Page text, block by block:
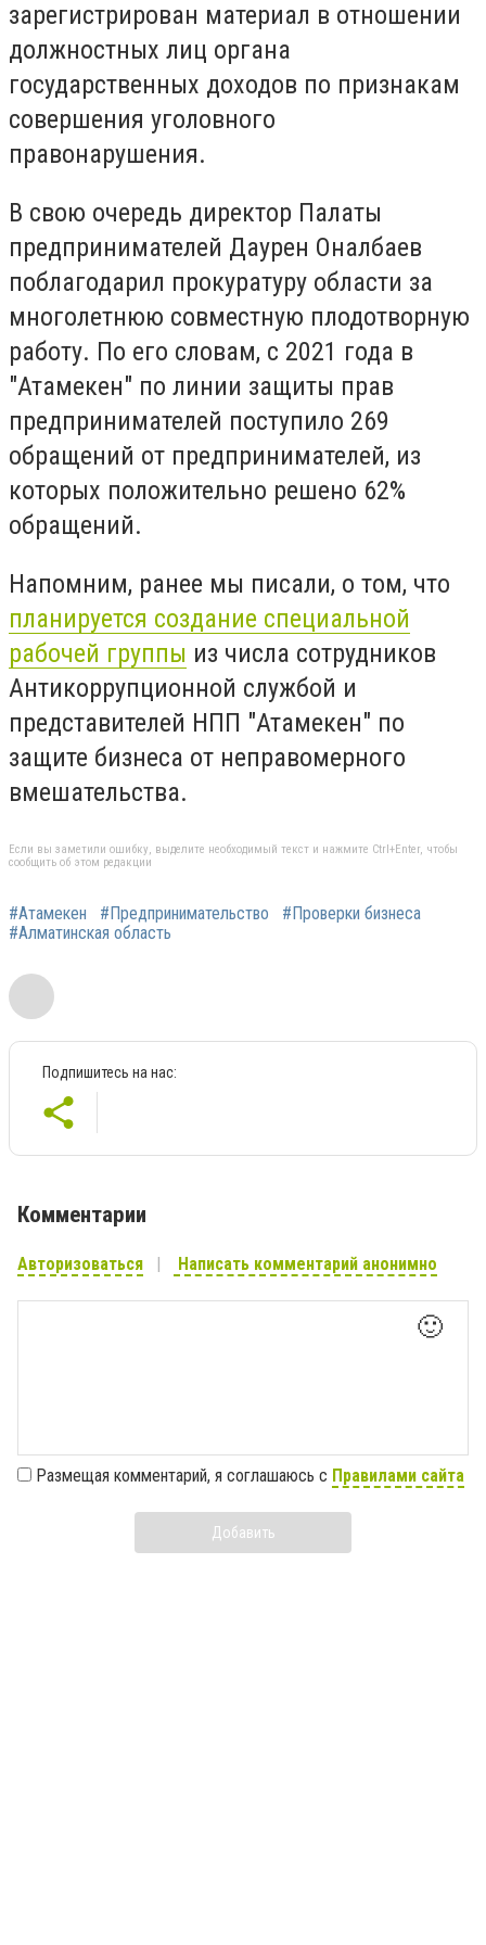
зарегистрирован материал в отношении
должностных лиц органа
государственных доходов по признакам
совершения уголовного
правонарушения.
В свою очередь директор Палаты
предпринимателей Даурен Оналбаев
поблагодарил прокуратуру области за
многолетнюю совместную плодотворную
работу. По его словам, с 2021 года в
"Атамекен" по линии защиты прав
предпринимателей поступило 269
обращений от предпринимателей, из
которых положительно решено 62%
обращений.
Напомним, ранее мы писали, о том, что
планируется создание специальной
рабочей группы из числа сотрудников
Антикоррупционной службой и
представителей НПП "Атамекен" по
защите бизнеса от неправомерного
вмешательства.
Если вы заметили ошибку, выделите необходимый текст и нажмите Ctrl+Enter, чтобы
сообщить об этом редакции
#Атамекен #Предпринимательство
#Проверки бизнеса
#Алматинская область
Подпишитесь на нас:
Комментарии
Авторизоваться Написать комментарий анонимно
🙂
Размещая комментарий, я соглашаюсь с Правилами сайта
Добавить